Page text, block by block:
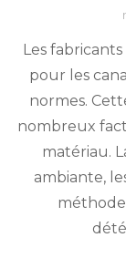
Les
pour les
normes.
nombreux
matériau.
ambiante,